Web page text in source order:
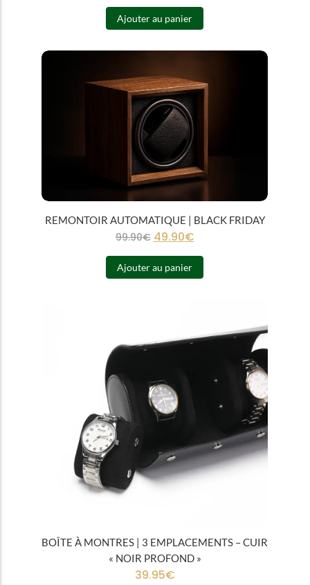
Ajouter au panier
REMONTOIR AUTOMATIQUE | BLACK FRIDAY
99.90€ 49.90€
Ajouter au panier
BOÎTE À MONTRES | 3 EMPLACEMENTS – CUIR
« NOIR PROFOND »
39.95€